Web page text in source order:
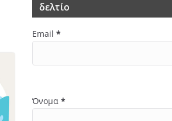
δελτίο
Email *
Όνομα *